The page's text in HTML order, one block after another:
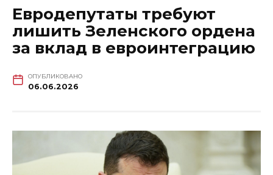
Евродепутаты требуют
лишить Зеленского ордена
за вклад в евроинтеграцию
ОПУБЛИКОВАНО
06.06.2026